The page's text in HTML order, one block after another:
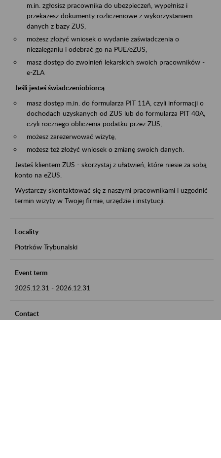
m.in. zgłosisz pracownika do ubezpieczeń, wypełnisz i
przekażesz dokumenty rozliczeniowe z wykorzystaniem
danych z bazy ZUS,
możesz złożyć wniosek o wydanie zaświadczenia o
niezaleganiu i odebrać go na PUE/eZUS,
masz dostęp do zwolnień lekarskich swoich pracowników -
e-ZLA
Jeśli jesteś świadczeniobiorcą
masz dostęp m.in. do formularza PIT 11A, czyli informacji o
dochodach uzyskanych od ZUS lub do formularza PIT 40A,
czyli rocznego obliczenia podatku przez ZUS,
możesz zarezerwować wizytę,
możesz też złożyć wniosek o zmianę swoich danych.
Jesteś klientem ZUS - skorzystaj z ułatwień, które niesie za sobą
konto na eZUS.
Wystarczy skontaktować się z naszymi pracownikami i uzgodnić
termin wizyty w Twojej firmie, urzędzie i instytucji.
Locality
Piotrków Trybunalski
Event term
2025.12.31 - 2026.12.31
Contact